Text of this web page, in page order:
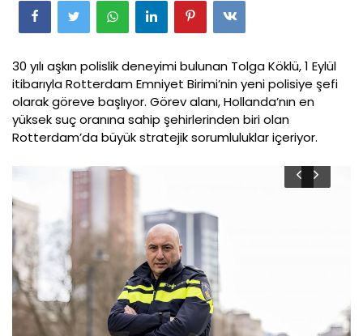
30 yılı aşkın polislik deneyimi bulunan Tolga Köklü, 1 Eylül
itibarıyla Rotterdam Emniyet Birimi’nin yeni polisiye şefi
olarak göreve başlıyor. Görev alanı, Hollanda’nın en
yüksek suç oranına sahip şehirlerinden biri olan
Rotterdam’da büyük stratejik sorumluluklar içeriyor.